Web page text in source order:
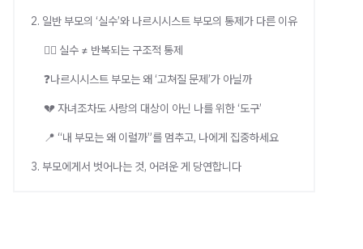
2. 일반 부모의 ‘실수’와 나르시시스트 부모의 통제가 다른 이유
🙅‍♂️ 실수 ≠ 반복되는 구조적 통제
❓나르시시스트 부모는 왜 ‘고쳐질 문제’가 아닐까
💔 자녀조차도 사랑의 대상이 아닌 나를 위한 ‘도구’
📍 “내 부모는 왜 이럴까”를 멈추고, 나에게 집중하세요
3. 부모에게서 벗어나는 것, 어려운 게 당연합니다